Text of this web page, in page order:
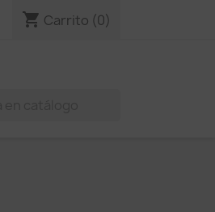
shopping_cart Carrito (0)